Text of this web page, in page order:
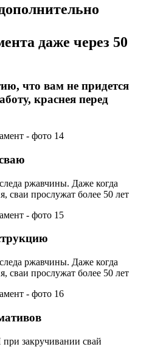
даже через 50
что вам не придется
краснея перед
ржавчины. Даже когда
сваи прослужат более 50 лет
ржавчины. Даже когда
сваи прослужат более 50 лет
закручивании свай